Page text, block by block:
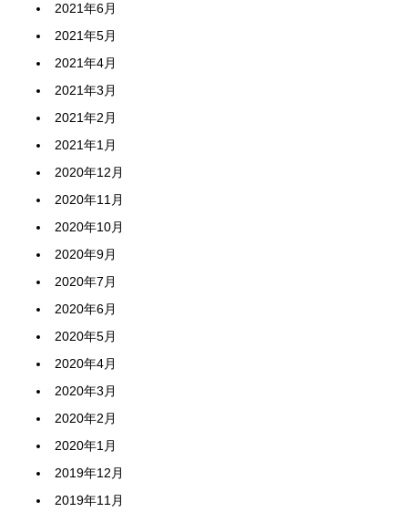
2021年6月
2021年5月
2021年4月
2021年3月
2021年2月
2021年1月
2020年12月
2020年11月
2020年10月
2020年9月
2020年7月
2020年6月
2020年5月
2020年4月
2020年3月
2020年2月
2020年1月
2019年12月
2019年11月